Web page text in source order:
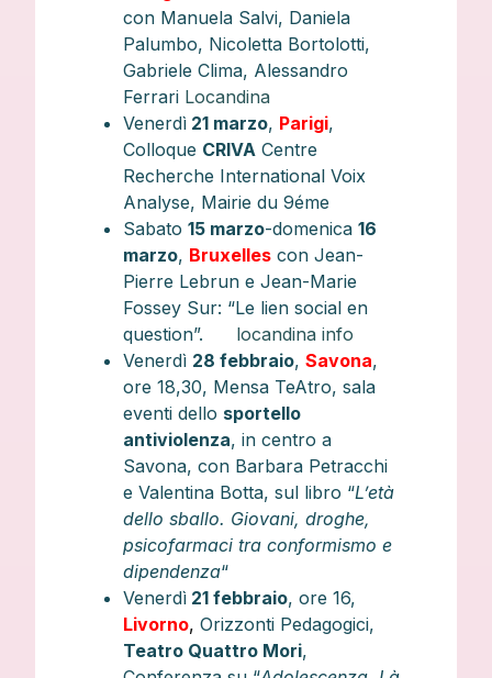
con Manuela Salvi, Daniela
Palumbo, Nicoletta Bortolotti,
Gabriele Clima, Alessandro
Ferrari Locandina
Venerdì 21 marzo, Parigi,
Colloque CRIVA Centre
Recherche International Voix
Analyse, Mairie du 9éme
Sabato15 marzo-domenica16
marzo, Bruxelles con Jean-
Pierre Lebrun e Jean-Marie
Fossey Sur: “Le lien social en
question”. locandina info
Venerdì 28 febbraio,Savona,
ore 18,30, Mensa TeAtro, sala
eventi dello sportello
antiviolenza, in centro a
Savona, con Barbara Petracchi
e Valentina Botta, sul libro “L’età
dello sballo. Giovani, droghe,
psicofarmaci tra conformismo e
dipendenza“
Venerdì 21 febbraio, ore 16,
Livorno,Orizzonti Pedagogici,
Teatro Quattro Mori,